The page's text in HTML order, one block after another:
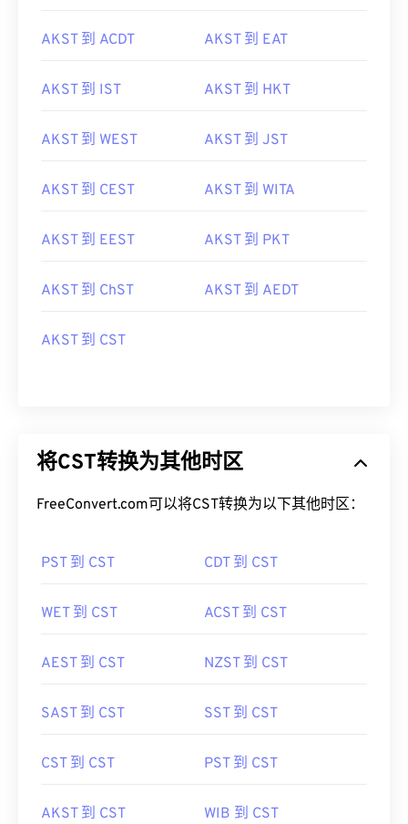
AKST 到 ACDT AKST 到 EAT
AKST 到 IST AKST 到 HKT
AKST 到 WEST AKST 到 JST
AKST 到 CEST AKST 到 WITA
AKST 到 EEST AKST 到 PKT
AKST 到 ChST AKST 到 AEDT
AKST 到 CST
将CST转换为其他时区
FreeConvert.com可以将CST转换为以下其他时区：
PST 到 CST CDT 到 CST
WET 到 CST ACST 到 CST
AEST 到 CST NZST 到 CST
SAST 到 CST SST 到 CST
CST 到 CST PST 到 CST
AKST 到 CST WIB 到 CST